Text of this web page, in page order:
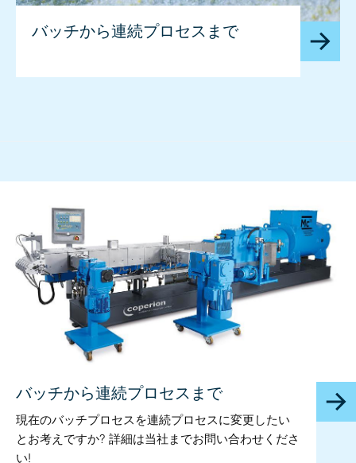
バッチから連続プロセスまで
バッチから連続プロセスまで
現在のバッチプロセスを連続プロセスに変更したい
とお考えですか? 詳細は当社までお問い合わせくださ
い!